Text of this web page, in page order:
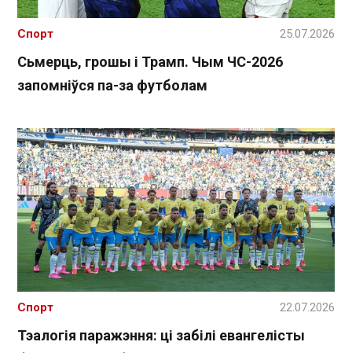
Сьмерць, грошы і Трамп. Чым ЧС-2026
запомніўся па-за футболам
Спорт 25.07.2026
Тэалогія паражэння: ці забілі евангелісты
Спорт 22.07.2026